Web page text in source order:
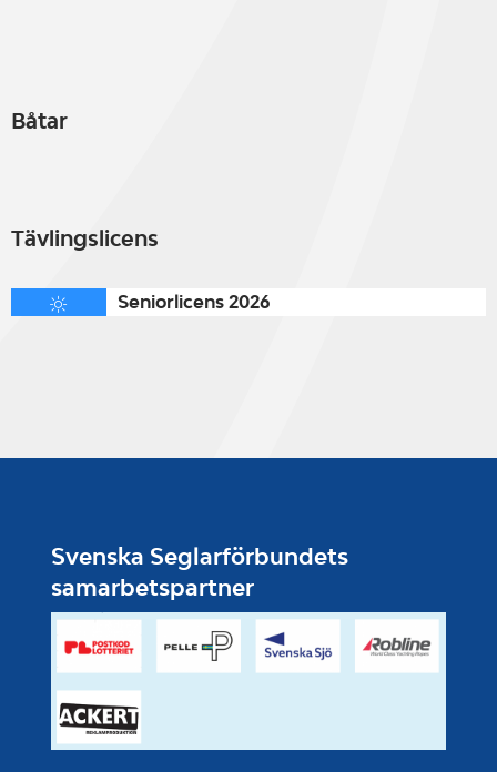
Båtar
Tävlingslicens
Seniorlicens 2026
Svenska Seglarförbundets
samarbetspartner